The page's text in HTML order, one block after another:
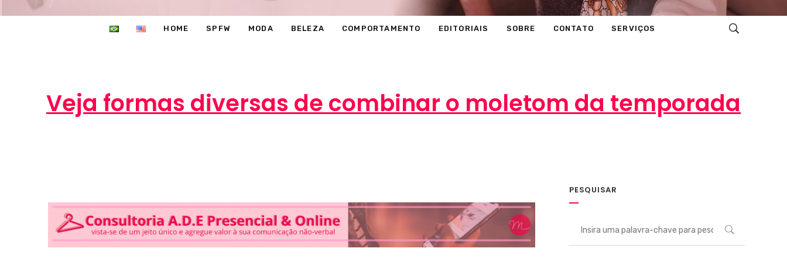
HOME SPFW MODA BELEZA COMPORTAMENTO EDITORIAIS SOBRE CONTATO SERVIÇOS
Veja formas diversas de combinar o moletom da temporada
PESQUISAR